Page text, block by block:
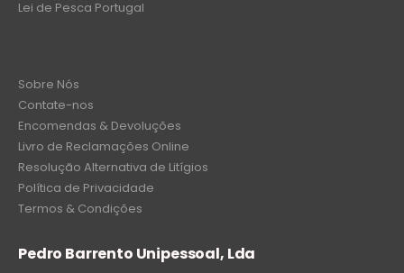
Lei de Pesca Portugal
Sobre Nós
Contate-nos
Encomendas & Devoluções
Livro de Reclamações Online
Resolução Alternativa de Litígios
Política de Privacidade
Termos & Condições
Pedro Barrento Unipessoal, Lda